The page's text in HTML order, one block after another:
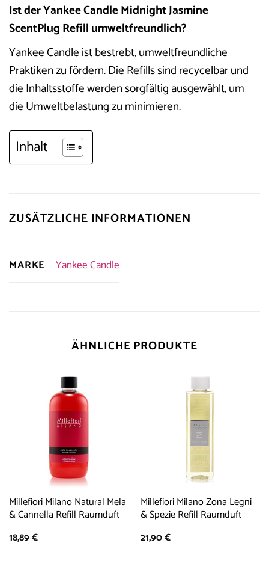
Ist der Yankee Candle Midnight Jasmine
ScentPlug Refill umweltfreundlich?
Yankee Candle ist bestrebt, umweltfreundliche
Praktiken zu fördern. Die Refills sind recycelbar und
die Inhaltsstoffe werden sorgfältig ausgewählt, um
die Umweltbelastung zu minimieren.
Inhalt
ZUSÄTZLICHE INFORMATIONEN
MARKE Yankee Candle
ÄHNLICHE PRODUKTE
Millefiori Milano Natural Mela
& Cannella Refill Raumduft
18,89€
Millefiori Milano Zona Legni
& Spezie Refill Raumduft
21,90€